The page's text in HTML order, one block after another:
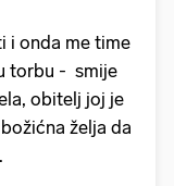
i onda me time
torbu - smije
obitelj joj je
želja da